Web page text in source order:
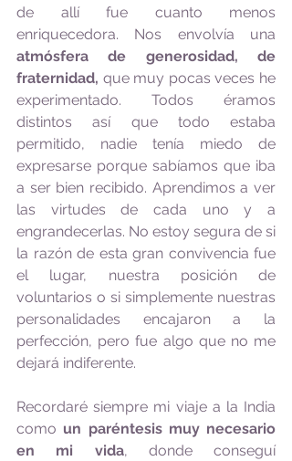
de allí fue cuanto menos
atmósfera de generosidad, de
fraternidad, que muy pocas veces he
experimentado. Todos éramos
distintos así que todo estaba
permitido, nadie tenía miedo de
expresarse porque sabíamos que iba
a ser bien recibido. Aprendimos a ver
las virtudes de cada uno y a
engrandecerlas. No estoy segura de si
la razón de esta gran convivencia fue
el lugar, nuestra posición de
voluntarios o si simplemente nuestras
personalidades encajaron a la
perfección, pero fue algo que no me
dejará indiferente.
Recordaré siempre mi viaje a la India
como un paréntesis muy necesario
en mi vida, donde conseguí